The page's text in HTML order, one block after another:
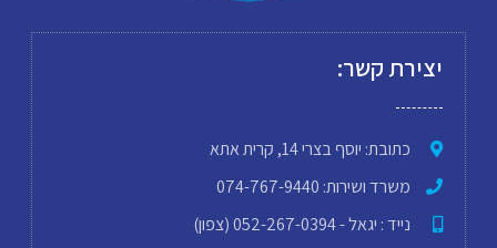
יצירת קשר:
כתובת: יוסף בצרי 14, קרית אתא
משרד ושירות: 074-767-9440
נייד : יגאל - 052-267-0394 (צפון)